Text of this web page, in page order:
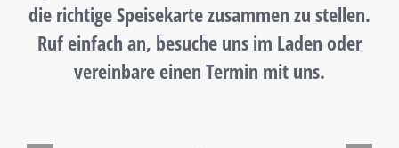
die richtige Speisekarte zusammen zu stellen.
Ruf einfach an, besuche uns im Laden oder
vereinbare einen Termin mit uns.